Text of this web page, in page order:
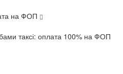
на ФОП
таксі: оплата 100% на ФОП